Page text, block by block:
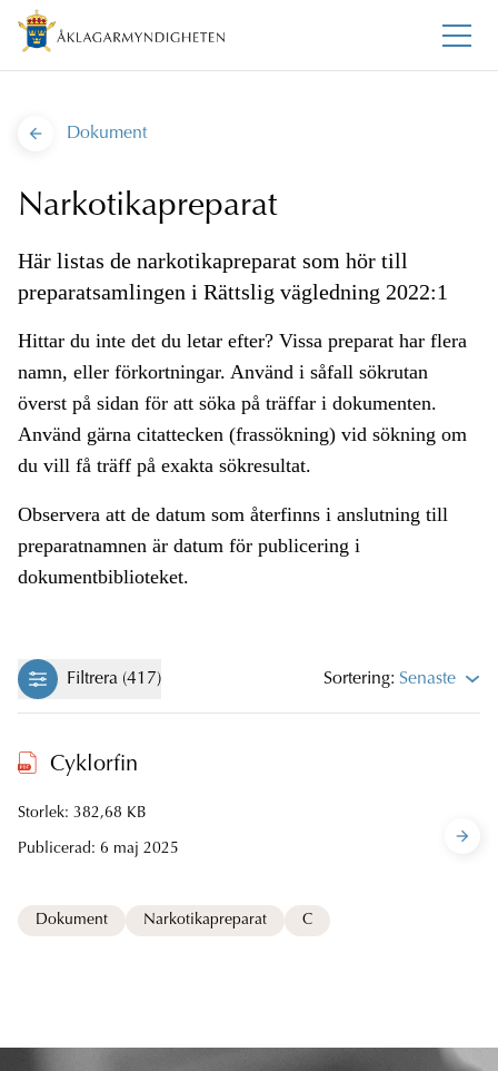
Dokument
Narkotikapreparat
Här listas de narkotikapreparat som hör till
preparatsamlingen i Rättslig vägledning 2022:1
Hittar du inte det du letar efter? Vissa preparat har flera
namn, eller förkortningar. Använd i såfall sökrutan
överst på sidan för att söka på träffar i dokumenten.
Använd gärna citattecken (frassökning) vid sökning om
du vill få träff på exakta sökresultat.
Observera att de datum som återfinns i anslutning till
preparatnamnen är datum för publicering i
dokumentbiblioteket.
Filtrera (417) Sortering: Senaste
Cyklorfin
Storlek: 382,68 KB
Publicerad: 6 maj 2025
Dokument Narkotikapreparat C